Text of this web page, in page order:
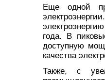
Еще одной
года. В
доступную
качества
Также, с